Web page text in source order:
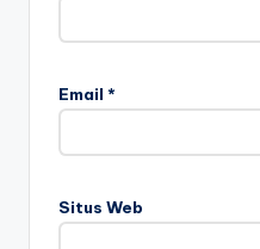
Email *
Situs Web